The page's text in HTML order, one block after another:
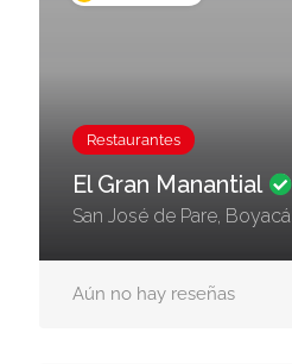
Restaurantes
El Gran Manantial
San José de Pare, Boyacá
Aún no hay reseñas